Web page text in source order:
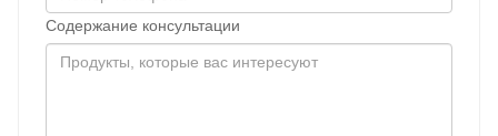
Содержание консультации